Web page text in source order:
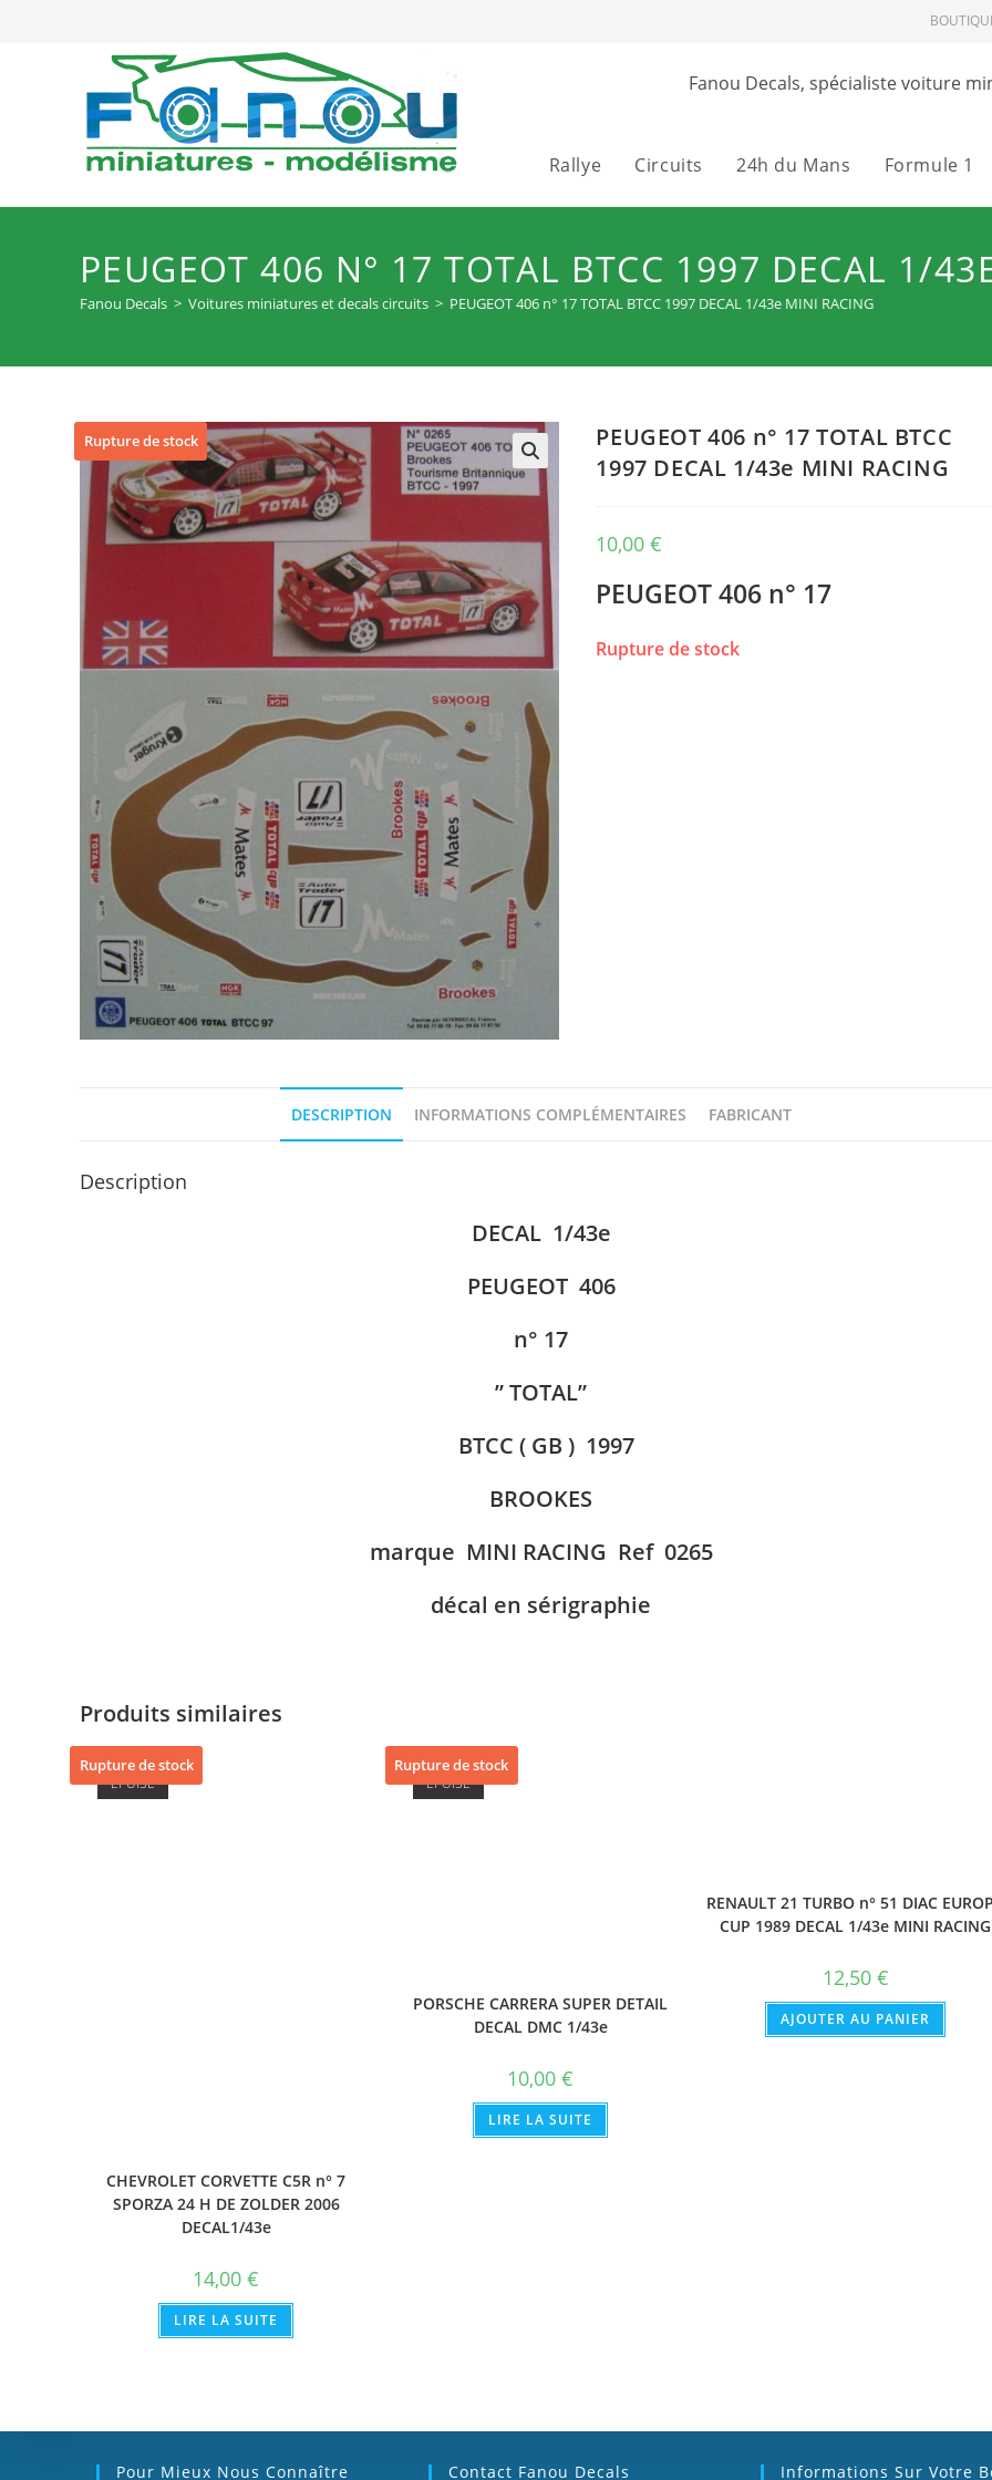
Fanou Decals, spécialiste voiture
Rallye Circuits 24h du Mans Formule 1
PEUGEOT 406 N° 17 TOTAL BTCC 1997 DECAL 1/
Fanou Decals > Voitures miniatures et decals circuits > PEUGEOT 406 n° 17 TOTAL BTCC 1997 DECAL 1/43e MINI RACING
🔍
Rupture de stock
PEUGEOT 406 n° 17 TOTAL BTCC
1997 DECAL 1/43e MINI RACING
10,00€
PEUGEOT 406 n° 17
Rupture de stock
DESCRIPTION INFORMATIONS COMPLÉMENTAIRES FABRICANT
Description
DECAL 1/43e
PEUGEOT 406
n° 17
” TOTAL”
BTCC ( GB ) 1997
BROOKES
marque MINI RACING Ref 0265
décal en sérigraphie
Produits similaires
Rupture de stock
ÉPUISÉ
CHEVROLET CORVETTE C5R n° 7
SPORZA 24 H DE ZOLDER 2006
DECAL1/43e
14,00€
LIRE LA SUITE
Rupture de stock
ÉPUISÉ
PORSCHE CARRERA SUPER DETAIL
DECAL DMC 1/43e
10,00€
LIRE LA SUITE
RENAULT 21 TURBO n° 51 DIAC
CUP 1989 DECAL 1/43e MINI RACING
12,50 €
AJOUTER AU PANIER
Pour Mieux Nous Connaître Contact Fanou Decals Informations Sur Votre